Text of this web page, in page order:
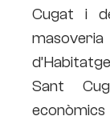
Cugat i
Sant